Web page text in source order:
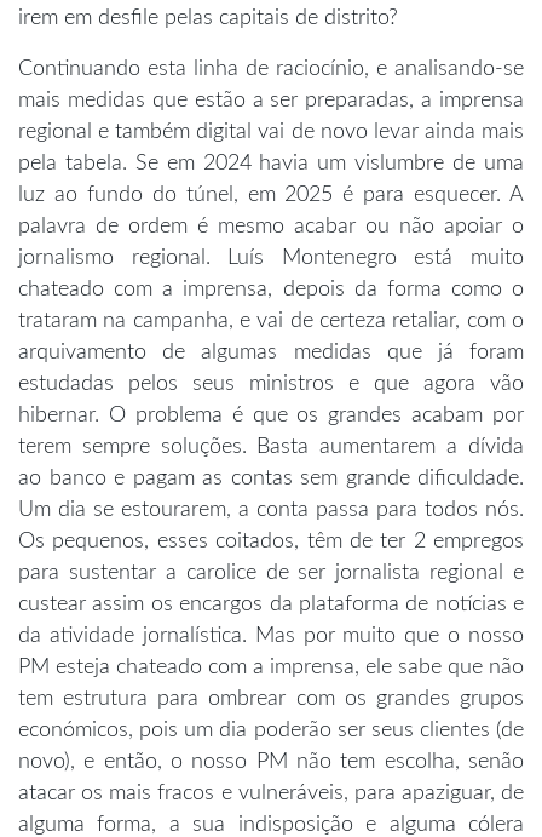
irem em desfile pelas capitais de distrito?
Continuando esta linha de raciocínio, e analisando-se
mais medidas que estão a ser preparadas, a imprensa
regional e também digital vai de novo levar ainda mais
pela tabela. Se em 2024 havia um vislumbre de uma
luz ao fundo do túnel, em 2025 é para esquecer. A
palavra de ordem é mesmo acabar ou não apoiar o
jornalismo regional. Luís Montenegro está muito
chateado com a imprensa, depois da forma como o
trataram na campanha, e vai de certeza retaliar, com o
arquivamento de algumas medidas que já foram
estudadas pelos seus ministros e que agora vão
hibernar. O problema é que os grandes acabam por
terem sempre soluções. Basta aumentarem a dívida
ao banco e pagam as contas sem grande dificuldade.
Um dia se estourarem, a conta passa para todos nós.
Os pequenos, esses coitados, têm de ter 2 empregos
para sustentar a carolice de ser jornalista regional e
custear assim os encargos da plataforma de notícias e
da atividade jornalística. Mas por muito que o nosso
PM esteja chateado com a imprensa, ele sabe que não
tem estrutura para ombrear com os grandes grupos
económicos, pois um dia poderão ser seus clientes (de
novo), e então, o nosso PM não tem escolha, senão
atacar os mais fracos e vulneráveis, para apaziguar, de
alguma forma, a sua indisposição e alguma cólera